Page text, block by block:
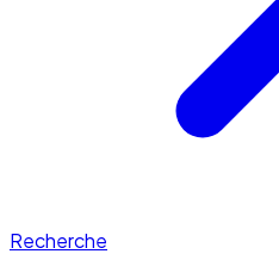
Recherche